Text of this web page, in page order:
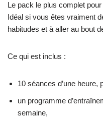
Le pack le plus complet
Idéal si vous êtes vraiment
habitudes et à aller au bout
Ce qui est inclus :
10 séances d’une heure,
un programme
semaine,